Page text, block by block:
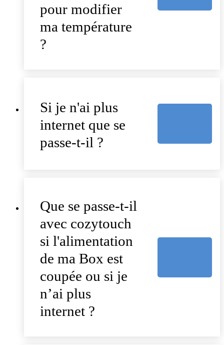
pour modifier
ma température
?
Si je n'ai plus
internet que se
passe-t-il ?
Que se passe-t-il
avec cozytouch
si l'alimentation
de ma Box est
coupée ou si je
n’ai plus
internet ?